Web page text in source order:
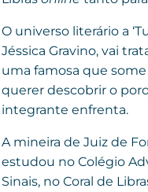
O universo literário a
Jéssica Gravino, vai
uma famosa que
querer descobrir o
integrante enfrenta.
A mineira de Juiz de
estudou no Colégio
Sinais, no Coral de